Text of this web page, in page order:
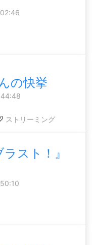
の快挙
ストリーミング
ラスト！』